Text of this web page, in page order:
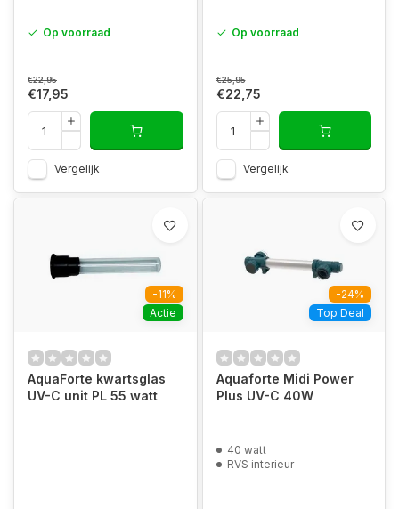
Op voorraad
€22,95
€17,95
Vergelijk
Op voorraad
€25,95
€22,75
Vergelijk
-11%
Actie
AquaForte kwartsglas
UV-C unit PL 55 watt
-24%
Top Deal
Aquaforte Midi Power
Plus UV-C 40W
40 watt
RVS interieur